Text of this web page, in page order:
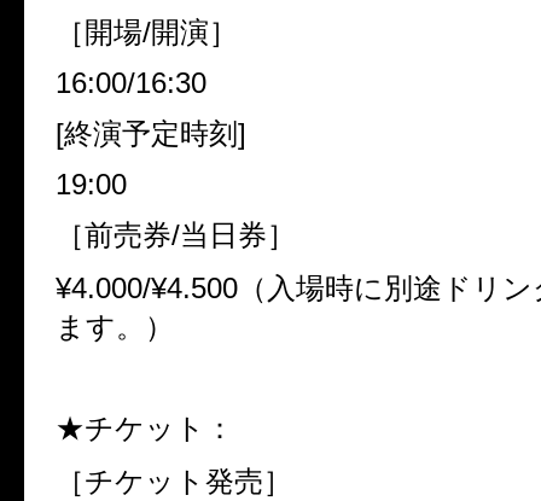
［開場/開演］
16:00/16:30
[終演予定時刻]
19:00
［前売券/当日券］
¥4.000/¥4.500（入場時に別途ドリ
ます。）
★チケット：
［チケット発売］